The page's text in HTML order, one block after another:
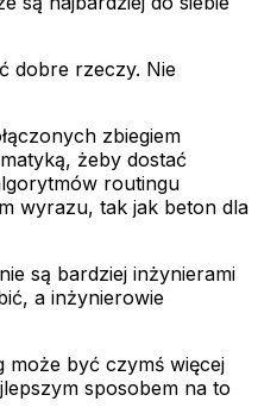
dobre rzeczy. Nie
zbiegiem
żeby dostać
routingu
wyrazu, tak jak beton dla
są bardziej inżynierami
a inżynierowie
może być czymś więcej
sposobem na to